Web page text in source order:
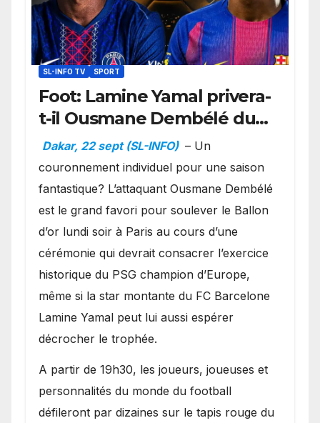
SL-INFO TV SPORT
Foot: Lamine Yamal privera-
t-il Ousmane Dembélé du
Ballon d’or ?
Dakar, 22 sept (SL-INFO) – Un
couronnement individuel pour une saison
fantastique? L’attaquant Ousmane Dembélé
est le grand favori pour soulever le Ballon
d’or lundi soir à Paris au cours d’une
cérémonie qui devrait consacrer l’exercice
historique du PSG champion d’Europe,
même si la star montante du FC Barcelone
Lamine Yamal peut lui aussi espérer
décrocher le trophée.
A partir de 19h30, les joueurs, joueuses et
personnalités du monde du football
défileront par dizaines sur le tapis rouge du